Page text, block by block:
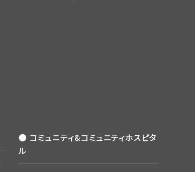
● コミュニティ&コミュニティホスピタ
ル